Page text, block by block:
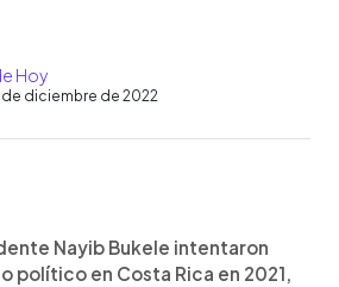
Hoy
de diciembre de 2022
Nayib Bukele intentaron
político en Costa Rica en 2021,